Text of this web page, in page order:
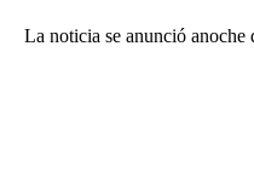
La noticia se anunció anoche